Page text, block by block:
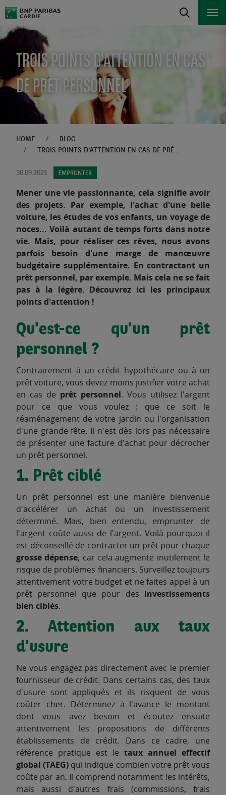
TROIS POINTS D'ATTENTION EN CAS
DE PRÊT PERSONNEL
HOME
BLOG
TROIS POINTS D'ATTENTION EN CAS DE PRÊT PERSONNEL
30.09.2021 EMPRUNTER
Mener une vie passionnante, cela signifie avoir
des projets. Par exemple, l'achat d'une belle
voiture, les études de vos enfants, un voyage de
noces... Voilà autant de temps forts dans notre
vie. Mais, pour réaliser ces rêves, nous avons
parfois besoin d'une marge de manœuvre
budgétaire supplémentaire. En contractant un
prêt personnel, par exemple. Mais cela ne se fait
pas à la légère. Découvrez ici les principaux
points d'attention !
Qu'est-ce qu'un prêt
personnel ?
Contrairement à un crédit hypothécaire ou à un
prêt voiture, vous devez moins justifier votre achat
en cas de prêt personnel. Vous utilisez l'argent
pour ce que vous voulez : que ce soit le
réaménagement de votre jardin ou l'organisation
d'une grande fête. Il n'est dès lors pas nécessaire
de présenter une facture d'achat pour décrocher
un prêt personnel.
1. Prêt ciblé
Un prêt personnel est une manière bienvenue
d'accélérer un achat ou un investissement
déterminé. Mais, bien entendu, emprunter de
l'argent coûte aussi de l'argent. Voilà pourquoi il
est déconseillé de contracter un prêt pour chaque
grosse dépense, car cela augmente inutilement le
risque de problèmes financiers. Surveillez toujours
attentivement votre budget et ne faites appel à un
prêt personnel que pour des investissements
bien ciblés.
2. Attention aux taux
d'usure
Ne vous engagez pas directement avec le premier
fournisseur de crédit. Dans certains cas, des taux
d'usure sont appliqués et ils risquent de vous
coûter cher. Déterminez à l'avance le montant
dont vous avez besoin et écoutez ensuite
attentivement les propositions de différents
établissements de crédit. Dans ce cadre, une
référence pratique est le taux annuel effectif
global (TAEG) qui indique combien votre prêt vous
coûte par an. Il comprend notamment les intérêts,
mais aussi d'autres frais (commissions, frais